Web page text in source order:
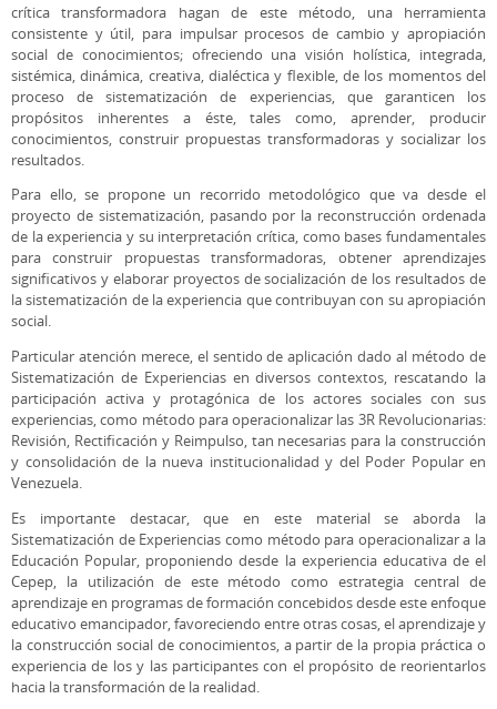
crítica transformadora hagan de este método, una herramienta
consistente y útil, para impulsar procesos de cambio y apropiación
social de conocimientos; ofreciendo una visión holística, integrada,
sistémica, dinámica, creativa, dialéctica y flexible, de los momentos del
proceso de sistematización de experiencias, que garanticen los
propósitos inherentes a éste, tales como, aprender, producir
conocimientos, construir propuestas transformadoras y socializar los
resultados.
Para ello, se propone un recorrido metodológico que va desde el
proyecto de sistematización, pasando por la reconstrucción ordenada
de la experiencia y su interpretación crítica, como bases fundamentales
para construir propuestas transformadoras, obtener aprendizajes
significativos y elaborar proyectos de socialización de los resultados de
la sistematización de la experiencia que contribuyan con su apropiación
social.
Particular atención merece, el sentido de aplicación dado al método de
Sistematización de Experiencias en diversos contextos, rescatando la
participación activa y protagónica de los actores sociales con sus
experiencias, como método para operacionalizar las 3R Revolucionarias:
Revisión, Rectificación y Reimpulso, tan necesarias para la construcción
y consolidación de la nueva institucionalidad y del Poder Popular en
Venezuela.
Es importante destacar, que en este material se aborda la
Sistematización de Experiencias como método para operacionalizar a la
Educación Popular, proponiendo desde la experiencia educativa de el
Cepep, la utilización de este método como estrategia central de
aprendizaje en programas de formación concebidos desde este enfoque
educativo emancipador, favoreciendo entre otras cosas, el aprendizaje y
la construcción social de conocimientos, a partir de la propia práctica o
experiencia de los y las participantes con el propósito de reorientarlos
hacia la transformación de la realidad.